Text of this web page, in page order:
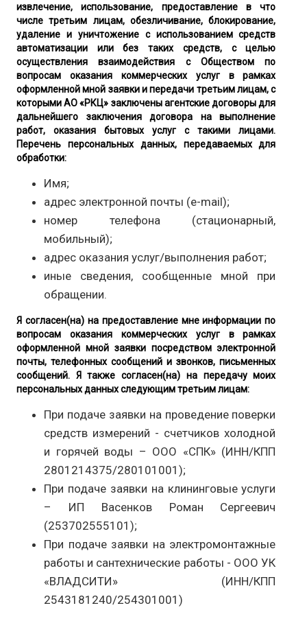
извлечение, использование, предоставление в что
числе третьим лицам, обезличивание, блокирование,
удаление и уничтожение с использованием средств
автоматизации или без таких средств, с целью
осуществления взаимодействия с Обществом по
вопросам оказания коммерческих услуг в рамках
оформленной мной заявки и передачи третьим лицам, с
которыми АО «РКЦ» заключены агентские договоры для
дальнейшего заключения договора на выполнение
работ, оказания бытовых услуг с такими лицами.
Перечень персональных данных, передаваемых для
обработки:
Имя;
адрес электронной почты (e-mail);
номер телефона (стационарный,
мобильный);
адрес оказания услуг/выполнения работ;
иные сведения, сообщенные мной при
обращении.
Я согласен(на) на предоставление мне информации по
вопросам оказания коммерческих услуг в рамках
оформленной мной заявки посредством электронной
почты, телефонных сообщений и звонков, письменных
сообщений. Я также согласен(на) на передачу моих
персональных данных следующим третьим лицам:
При подаче заявки на проведение поверки
средств измерений - счетчиков холодной
и горячей воды – ООО «СПК» (ИНН/КПП
2801214375/280101001);
При подаче заявки на клининговые услуги
– ИП Васенков Роман Сергеевич
(253702555101);
При подаче заявки на электромонтажные
работы и сантехнические работы - ООО УК
«ВЛАДСИТИ» (ИНН/КПП
2543181240/254301001)